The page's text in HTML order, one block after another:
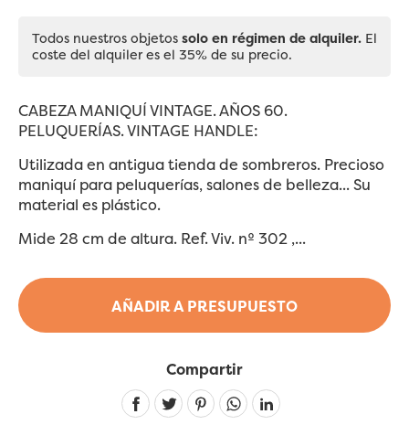
AÑADIR A PRESUPUESTO
Todos nuestros objetos solo en régimen de alquiler. El
coste del alquiler es el 35% de su precio.
CABEZA MANIQUÍ VINTAGE. AÑOS 60.
PELUQUERÍAS. VINTAGE HANDLE:
Utilizada en antigua tienda de sombreros. Precioso
maniquí para peluquerías, salones de belleza... Su
material es plástico.
Mide 28 cm de altura. Ref. Viv. nº 302 ,...
Compartir
Linkedin